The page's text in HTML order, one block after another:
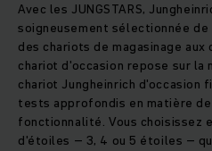
Avec les JUNGSTARS,
soigneusement sélectionnée
des chariots de magasinage
chariot d'occasion repose sur la
chariot Jungheinrich
tests approfondis en matière
fonctionnalité. Vous choisissez
d'étoiles – 3, 4 ou 5 étoiles –